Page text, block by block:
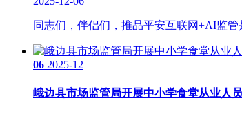
同志们，伴侣们，推品平安互联网+AI监
06 2025-12
峨边县市场监管局开展中小学食堂从业人